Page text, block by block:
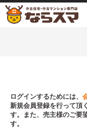
ログインするためには、
新規会員登録を行って頂
す。また、売主様のご要
す。